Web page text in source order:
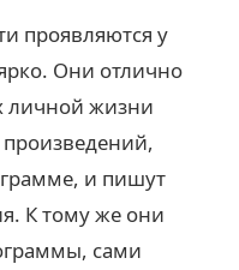
проявляются у
Они отлично
личной жизни
произведений,
и пишут
К тому же они
сами